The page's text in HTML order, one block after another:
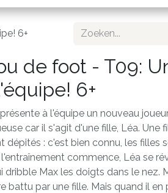
6+
de foot - T09:
6+
à l'équipe un nouveau
car il s'agit d'une fille, Léa. Une
dépités : c'est bien connu, les filles
commence, Léa se
dribble Max les doigts dans le nez.
battu par une fille. Mais quand il en